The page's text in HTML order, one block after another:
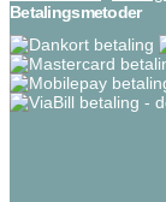
Betalingsmetoder